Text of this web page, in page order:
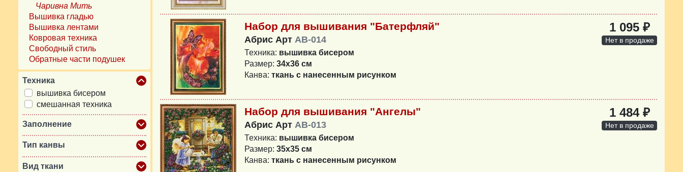
Набор для вышивания "Батерфляй"
Абрис Арт AB-014
Техника: вышивка бисером
Размер: 34x36 см
Канва: ткань с нанесенным рисунком
1 095 ₽
Нет в продаже
Набор для вышивания "Ангелы"
Абрис Арт AB-013
Техника: вышивка бисером
Размер: 35x35 см
Канва: ткань с нанесенным рисунком
1 484 ₽
Нет в продаже
Чаривна Мить
Вышивка гладью
Вышивка лентами
Ковровая техника
Свободный стиль
Обратные части подушек
Техника
вышивка бисером
смешанная техника
Заполнение
Тип канвы
Вид ткани